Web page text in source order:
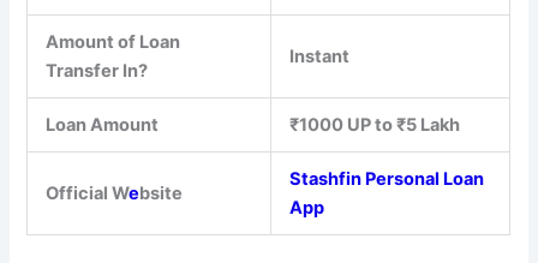
Amount of Loan
Transfer In?
Instant
Loan Amount ₹1000 UP to ₹5 Lakh
Official Website
Stashfin Personal Loan
App